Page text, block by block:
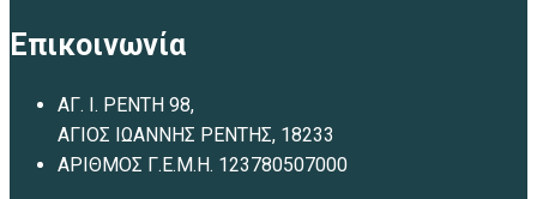
Επικοινωνία
ΑΓ. Ι. ΡΕΝΤΗ 98,
ΑΓΙΟΣ ΙΩΑΝΝΗΣ ΡΕΝΤΗΣ, 18233
ΑΡΙΘΜΟΣ Γ.Ε.Μ.Η. 123780507000